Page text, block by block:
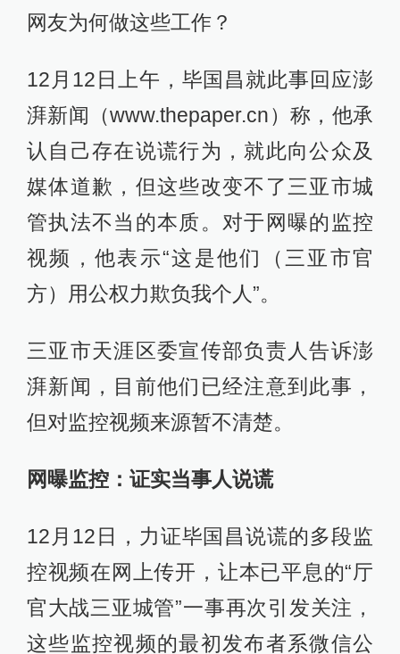
网友为何做这些工作？
12月12日上午，毕国昌就此事回应澎
湃新闻（www.thepaper.cn）称，他承
认自己存在说谎行为，就此向公众及
媒体道歉，但这些改变不了三亚市城
管执法不当的本质。对于网曝的监控
视频，他表示“这是他们（三亚市官
方）用公权力欺负我个人”。
三亚市天涯区委宣传部负责人告诉澎
湃新闻，目前他们已经注意到此事，
但对监控视频来源暂不清楚。
网曝监控：证实当事人说谎
12月12日，力证毕国昌说谎的多段监
控视频在网上传开，让本已平息的“厅
官大战三亚城管”一事再次引发关注，
这些监控视频的最初发布者系微信公